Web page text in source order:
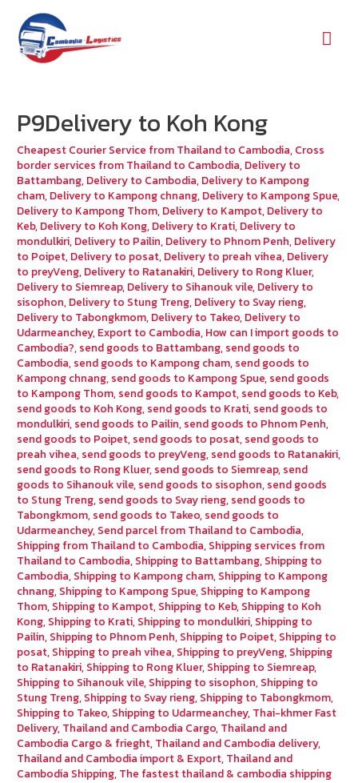
P9Delivery to Koh Kong
Cheapest Courier Service from Thailand to Cambodia, Cross
border services from Thailand to Cambodia, Delivery to
Battambang, Delivery to Cambodia, Delivery to Kampong
cham, Delivery to Kampong chnang, Delivery to Kampong Spue,
Delivery to Kampong Thom, Delivery to Kampot, Delivery to
Keb, Delivery to Koh Kong, Delivery to Krati, Delivery to
mondulkiri, Delivery to Pailin, Delivery to Phnom Penh, Delivery
to Poipet, Delivery to posat, Delivery to preah vihea, Delivery
to preyVeng, Delivery to Ratanakiri, Delivery to Rong Kluer,
Delivery to Siemreap, Delivery to Sihanouk vile, Delivery to
sisophon, Delivery to Stung Treng, Delivery to Svay rieng,
Delivery to Tabongkmom, Delivery to Takeo, Delivery to
Udarmeanchey, Export to Cambodia, How can I import goods to
Cambodia?, send goods to Battambang, send goods to
Cambodia, send goods to Kampong cham, send goods to
Kampong chnang, send goods to Kampong Spue, send goods
to Kampong Thom, send goods to Kampot, send goods to Keb,
send goods to Koh Kong, send goods to Krati, send goods to
mondulkiri, send goods to Pailin, send goods to Phnom Penh,
send goods to Poipet, send goods to posat, send goods to
preah vihea, send goods to preyVeng, send goods to Ratanakiri,
send goods to Rong Kluer, send goods to Siemreap, send
goods to Sihanouk vile, send goods to sisophon, send goods
to Stung Treng, send goods to Svay rieng, send goods to
Tabongkmom, send goods to Takeo, send goods to
Udarmeanchey, Send parcel from Thailand to Cambodia,
Shipping from Thailand to Cambodia, Shipping services from
Thailand to Cambodia, Shipping to Battambang, Shipping to
Cambodia, Shipping to Kampong cham, Shipping to Kampong
chnang, Shipping to Kampong Spue, Shipping to Kampong
Thom, Shipping to Kampot, Shipping to Keb, Shipping to Koh
Kong, Shipping to Krati, Shipping to mondulkiri, Shipping to
Pailin, Shipping to Phnom Penh, Shipping to Poipet, Shipping to
posat, Shipping to preah vihea, Shipping to preyVeng, Shipping
to Ratanakiri, Shipping to Rong Kluer, Shipping to Siemreap,
Shipping to Sihanouk vile, Shipping to sisophon, Shipping to
Stung Treng, Shipping to Svay rieng, Shipping to Tabongkmom,
Shipping to Takeo, Shipping to Udarmeanchey, Thai-khmer Fast
Delivery, Thailand and Cambodia Cargo, Thailand and
Cambodia Cargo & frieght, Thailand and Cambodia delivery,
Thailand and Cambodia import & Export, Thailand and
Cambodia Shipping, The fastest thailand & cambodia shipping